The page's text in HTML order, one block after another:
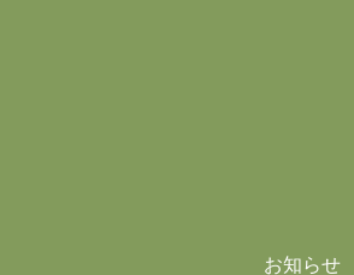
お知らせ